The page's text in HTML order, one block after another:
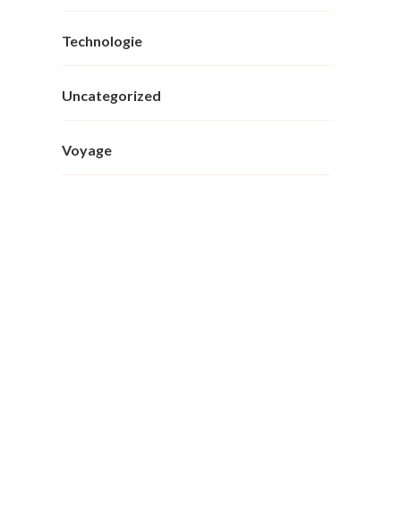
Technologie
Uncategorized
Voyage